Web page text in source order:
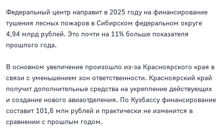
Федеральный центр направит в 2025 году на финансирование
тушения лесных пожаров в Сибирском федеральном округе
4,94 млрд рублей. Это почти на 11% больше показателя
прошлого года.
В основном увеличение произошло из-за Красноярского края в
связи с уменьшением зон ответственности. Красноярский край
получит дополнительные средства на укрепление действующих
и создание нового авиаотделения. По Кузбассу финансирование
составит 101,6 млн рублей и практически не изменится в
сравнении с прошлым годом.